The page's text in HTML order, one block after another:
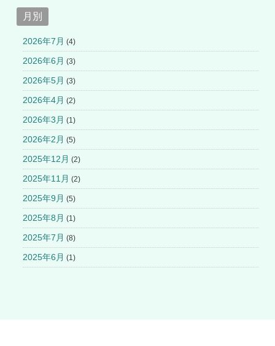
月別
2026年7月 (4)
2026年6月 (3)
2026年5月 (3)
2026年4月 (2)
2026年3月 (1)
2026年2月 (5)
2025年12月 (2)
2025年11月 (2)
2025年9月 (5)
2025年8月 (1)
2025年7月 (8)
2025年6月 (1)